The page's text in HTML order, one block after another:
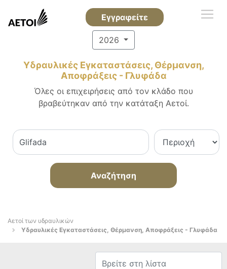
Εγγραφείτε
2026
Υδραυλικές Εγκαταστάσεις, Θέρμανση,
Αποφράξεις - Γλυφάδα
Όλες οι επιχειρήσεις από τον κλάδο που
βραβεύτηκαν από την κατάταξη Αετοί.
Αναζήτηση
Αετοί των υδραυλικών
Υδραυλικές Εγκαταστάσεις, Θέρμανση, Αποφράξεις - Γλυφάδα